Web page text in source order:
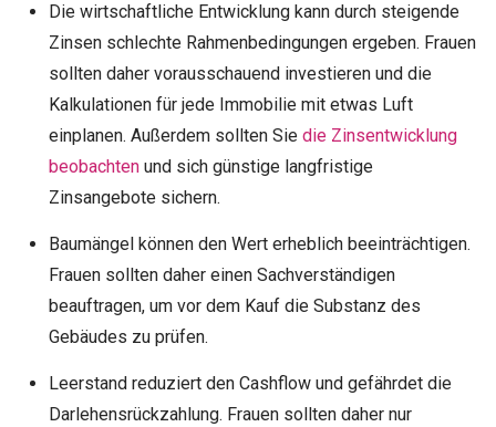
Die wirtschaftliche Entwicklung kann durch steigende
Zinsen schlechte Rahmenbedingungen ergeben. Frauen
sollten daher vorausschauend investieren und die
Kalkulationen für jede Immobilie mit etwas Luft
einplanen. Außerdem sollten Sie die Zinsentwicklung
beobachtenund sich günstige langfristige
Zinsangebote sichern.
Baumängel können den Wert erheblich beeinträchtigen.
Frauen sollten daher einen Sachverständigen
beauftragen, um vor dem Kauf die Substanz des
Gebäudes zu prüfen.
Leerstand reduziert den Cashflow und gefährdet die
Darlehensrückzahlung. Frauen sollten daher nur